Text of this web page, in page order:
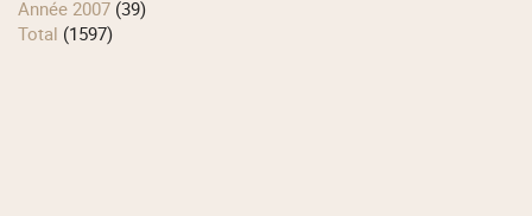
année 2007 (39)
total (1597)